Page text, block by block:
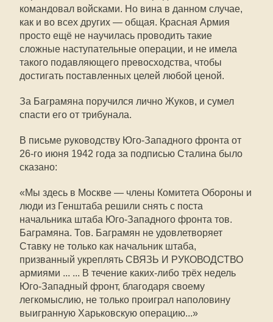
командовал войсками. Но вина в данном случае,
как и во всех других — общая. Красная Армия
просто ещё не научилась проводить такие
сложные наступательные операции, и не имела
такого подавляющего превосходства, чтобы
достигать поставленных целей любой ценой.
За Баграмяна поручился лично Жуков, и сумел
спасти его от трибунала.
В письме руководству Юго-Западного фронта от
26-го июня 1942 года за подписью Сталина было
сказано:
«Мы здесь в Москве — члены Комитета Обороны и
люди из Генштаба решили снять с поста
начальника штаба Юго-Западного фронта тов.
Баграмяна. Тов. Баграмян не удовлетворяет
Ставку не только как начальник штаба,
призванный укреплять СВЯЗЬ И РУКОВОДСТВО
армиями ... ... В течение каких-либо трёх недель
Юго-Западный фронт, благодаря своему
легкомыслию, не только проиграл наполовину
выигранную Харьковскую операцию...»